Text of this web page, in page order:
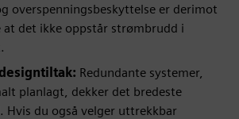
overspenningsbeskyttelse er derimot
det ikke oppstår strømbrudd i
Redundante systemer,
planlagt, dekker det bredeste
Hvis du også velger uttrekkbar